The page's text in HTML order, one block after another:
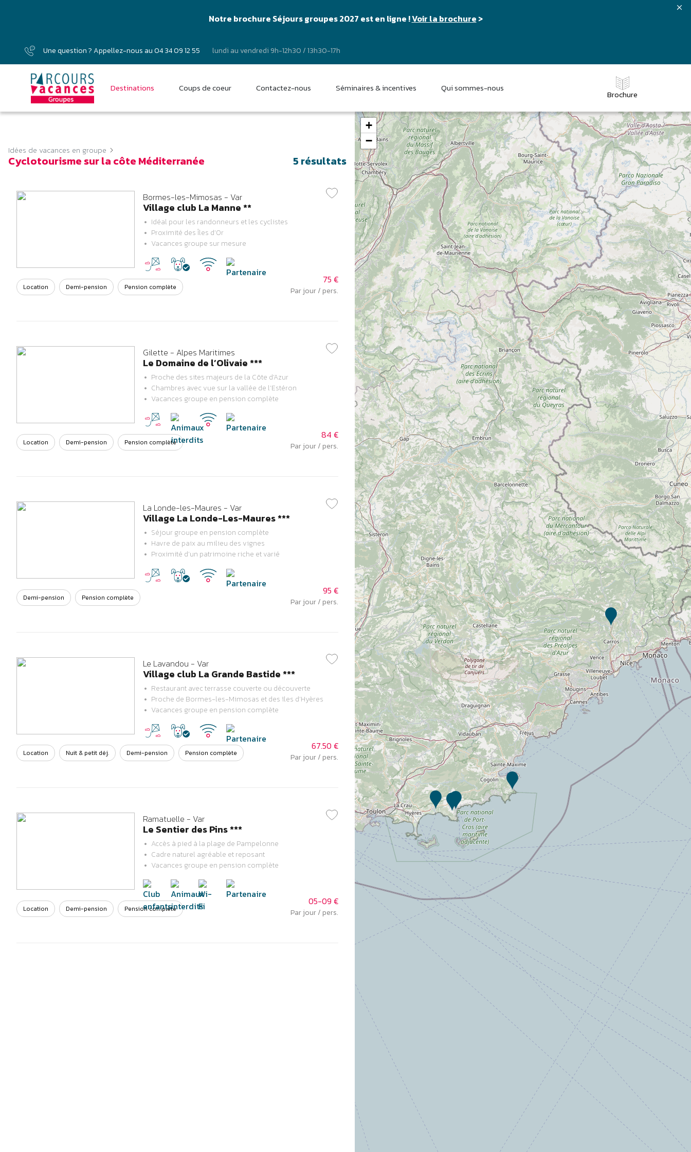
Notre brochure Séjours groupes 2027 est en ligne !Voir la brochure >
Une question ? Appellez-nous au04 34 09 12 55 lundi au vendredi 9h-12h30 / 13h30-17h
Destinations Coups de coeur Contactez-nous Séminaires & incentives Qui sommes-nous
Brochure
Idées de vacances en groupe
Cyclotourisme sur la côte Méditerranée 5 résultats
Bormes-les-Mimosas - Var
Village club La Manne **
Idéal pour les randonneurs et les cyclistes
Proximité des Îles d’Or
Vacances groupe sur mesure
Location Demi-pension Pension complète
75 €
Par jour / pers.
Gilette - Alpes Maritimes
Le Domaine de l’Olivaie ***
Proche des sites majeurs de la Côte d’Azur
Chambres avec vue sur la vallée de l’Estéron
Vacances groupe en pension complète
Location Demi-pension Pension complète
84 €
Par jour / pers.
La Londe-les-Maures - Var
Village La Londe-Les-Maures ***
Séjour groupe en pension complète
Havre de paix au milieu des vignes
Proximité d’un patrimoine riche et varié
Demi-pension Pension complète
95 €
Par jour / pers.
Le Lavandou - Var
Village club La Grande Bastide ***
Restaurant avec terrasse couverte ou découverte
Proche de Bormes-les-Mimosas et des îles d’Hyères
Vacances groupe en pension complète
Location Nuit & petit déj. Demi-pension Pension complète
67.50 €
Par jour / pers.
Ramatuelle - Var
Le Sentier des Pins ***
Accès à pied à la plage de Pampelonne
Cadre naturel agréable et reposant
Vacances groupe en pension complète
Location Demi-pension Pension complète
05-09 €
Par jour / pers.
+
−